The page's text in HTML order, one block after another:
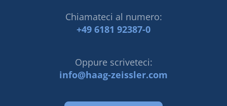
Chiamateci al numero:
+49 6181 92387-0
Oppure scriveteci:
info@haag-zeissler.com